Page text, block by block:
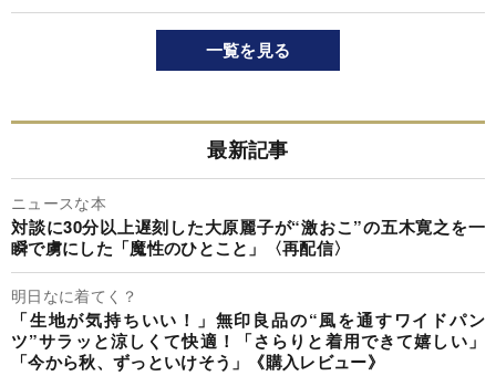
一覧を見る
最新記事
ニュースな本
対談に30分以上遅刻した大原麗子が“激おこ”の五木寛之を一
瞬で虜にした「魔性のひとこと」〈再配信〉
明日なに着てく？
「生地が気持ちいい！」無印良品の“風を通すワイドパン
ツ”サラッと涼しくて快適！「さらりと着用できて嬉しい」
「今から秋、ずっといけそう」《購入レビュー》